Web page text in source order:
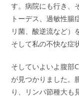
す。病院にも行き、
トーデス、過敏性腸
リ菌、酸逆流など）
そして私の不快な症
そしていよいよ腹部
が見つかりました。
り、リンパ節種大も